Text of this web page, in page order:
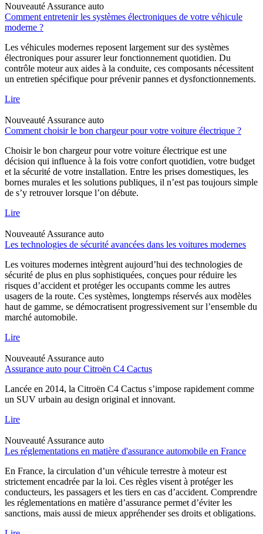
Nouveauté Assurance auto
Comment entretenir les systèmes électroniques de votre véhicule
moderne ?
Les véhicules modernes reposent largement sur des systèmes
électroniques pour assurer leur fonctionnement quotidien. Du
contrôle moteur aux aides à la conduite, ces composants nécessitent
un entretien spécifique pour prévenir pannes et dysfonctionnements.
Lire
Nouveauté Assurance auto
Comment choisir le bon chargeur pour votre voiture électrique ?
Choisir le bon chargeur pour votre voiture électrique est une
décision qui influence à la fois votre confort quotidien, votre budget
et la sécurité de votre installation. Entre les prises domestiques, les
bornes murales et les solutions publiques, il n’est pas toujours simple
de s’y retrouver lorsque l’on débute.
Lire
Nouveauté Assurance auto
Les technologies de sécurité avancées dans les voitures modernes
Les voitures modernes intègrent aujourd’hui des technologies de
sécurité de plus en plus sophistiquées, conçues pour réduire les
risques d’accident et protéger les occupants comme les autres
usagers de la route. Ces systèmes, longtemps réservés aux modèles
haut de gamme, se démocratisent progressivement sur l’ensemble du
marché automobile.
Lire
Nouveauté Assurance auto
Assurance auto pour Citroën C4 Cactus
Lancée en 2014, la Citroën C4 Cactus s’impose rapidement comme
un SUV urbain au design original et innovant.
Lire
Nouveauté Assurance auto
Les réglementations en matière d'assurance automobile en France
En France, la circulation d’un véhicule terrestre à moteur est
strictement encadrée par la loi. Ces règles visent à protéger les
conducteurs, les passagers et les tiers en cas d’accident. Comprendre
les réglementations en matière d’assurance permet d’éviter les
sanctions, mais aussi de mieux appréhender ses droits et obligations.